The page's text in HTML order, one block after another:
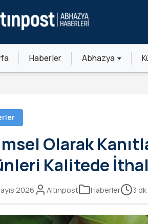
Haberler Abhazya
Olarak
Kalitede
2026 Altınpost Haberler 3